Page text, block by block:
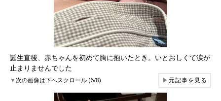
誕生直後、赤ちゃんを初めて胸に抱いたとき。いとおしくて涙が
止まりませんでした
▼次の画像は下へスクロール (6/8) ▶元記事を見る